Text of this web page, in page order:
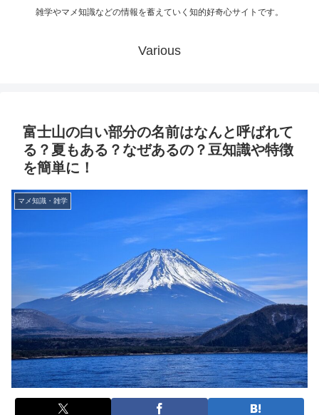
雑学やマメ知識などの情報を蓄えていく知的好奇心サイトです。
Various
富士山の白い部分の名前はなんと呼ばれて
る？夏もある？なぜあるの？豆知識や特徴
を簡単に！
マメ知識・雑学